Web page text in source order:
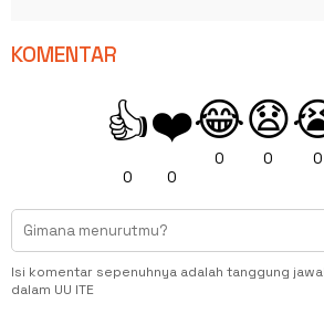
KOMENTAR
👍
0
❤️
0
😂
0
😧
0 0
Isi komentar sepenuhnya adalah tanggung
dalam UU ITE